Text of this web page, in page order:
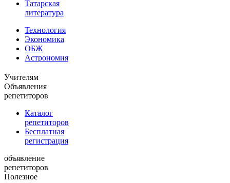
Татарская
литература
Технология
Экономика
ОБЖ
Астрономия
Учителям
Объявления
репетиторов
Каталог
репетиторов
Бесплатная
регистрация
объявление
репетиторов
Полезное